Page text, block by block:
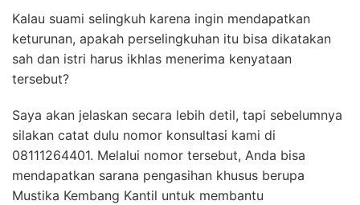
Kalau suami selingkuh karena ingin mendapatkan
keturunan, apakah perselingkuhan itu bisa dikatakan
sah dan istri harus ikhlas menerima kenyataan
tersebut?
Saya akan jelaskan secara lebih detil, tapi sebelumnya
silakan catat dulu nomor konsultasi kami di
08111264401. Melalui nomor tersebut, Anda bisa
mendapatkan sarana pengasihan khusus berupa
Mustika Kembang Kantil untuk membantu